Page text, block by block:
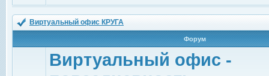
Виртуальный офис КРУГА
Форум
Виртуальный офис -